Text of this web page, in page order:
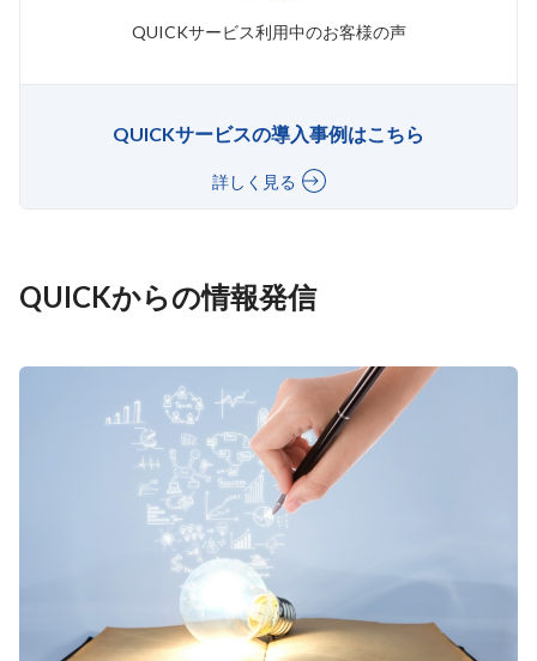
QUICKサービス利用中のお客様の声
QUICKサービスの導入事例はこちら
詳しく見る
QUICKからの情報発信